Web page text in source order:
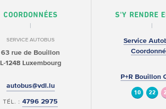
COORDONNÉES
SERVICE AUTOBUS
63 rue de Bouillon
L-1248 Luxembourg
autobus@vdl.lu
TÉL. :4796 2975
S'Y RENDRE
Service
P+R Bouillon
10 22